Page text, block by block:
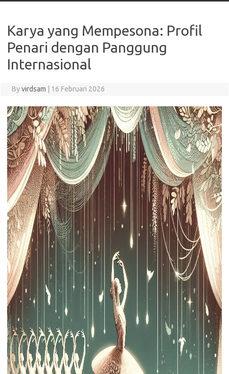
Karya yang Mempesona: Profil
Penari dengan Panggung
Internasional
Byvirdsam 16 Februari 2026